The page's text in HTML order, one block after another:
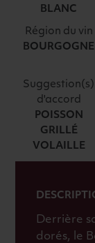
BLANC
Région du vin
BOURGOGNE
Suggestion(s)
d'accord
POISSON
GRILLÉ
VOLAILLE
Derrière
dorés, le